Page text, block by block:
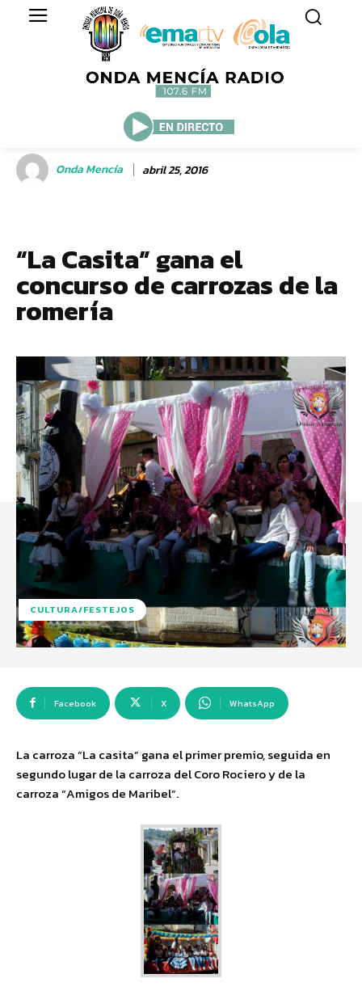
Onda Mencía abril 25, 2016
“La Casita” gana el
concurso de carrozas de la
romería
CULTURA/FESTEJOS
Facebook X WhatsApp
La carroza “La casita” gana el primer premio, seguida en
segundo lugar de la carroza del Coro Rociero y de la
carroza “Amigos de Maribel”.